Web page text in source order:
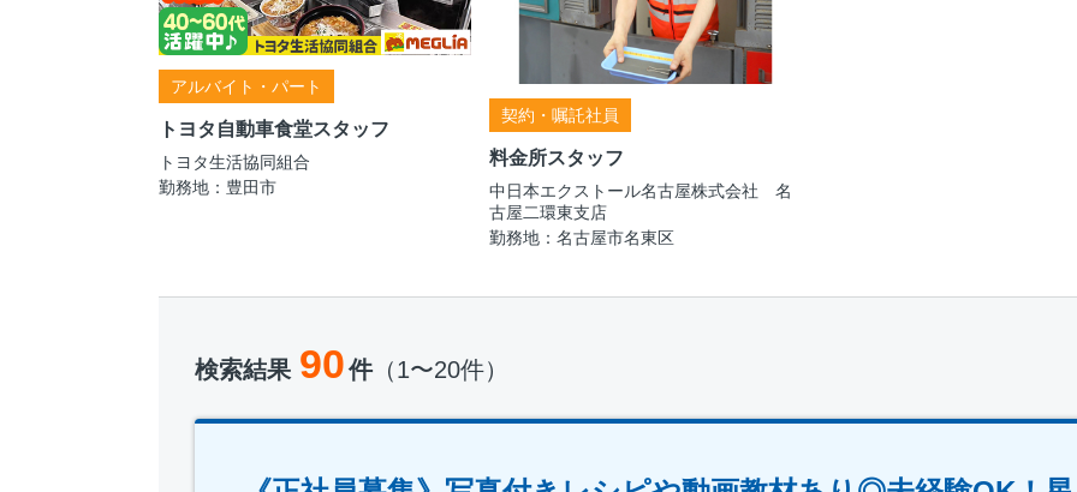
アルバイト・パート
トヨタ自動車食堂スタッフ
トヨタ生活協同組合
勤務地：豊田市
契約・嘱託社員
料金所スタッフ
中日本エクストール名古屋株式会社 名
古屋二環東支店
勤務地：名古屋市名東区
検索結果 90件（1〜20件）